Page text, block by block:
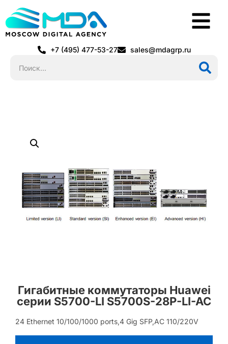
+7 (495) 477-53-27 sales@mdagrp.ru
Гигабитные коммутаторы Huawei
серии S5700-LI S5700S-28P-LI-AC
24 Ethernet 10/100/1000 ports,4 Gig SFP,AC 110/220V